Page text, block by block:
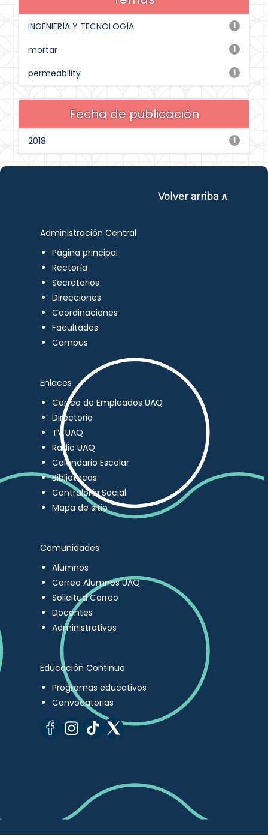
1
INGENIERÍA Y TECNOLOGÍA
1
mortar
1
permeability
Fecha de publicación
1
2018
Volver arriba ∧
Administración Central
Página principal
Rectoría
Secretarios
Direcciones
Coordinaciones
Facultades
Campus
Enlaces
Correo de Empleados UAQ
Directorio
TV UAQ
Radio UAQ
Calendario Escolar
Bibliotecas
Contraloría Social
Mapa de sitio
Comunidades
Alumnos
Correo Alumnos UAQ
Solicitud Correo
Docentes
Administrativos
Educación Continua
Programas educativos
Convocatorias